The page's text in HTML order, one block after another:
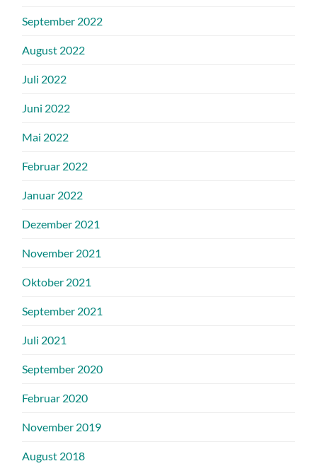
September 2022
August 2022
Juli 2022
Juni 2022
Mai 2022
Februar 2022
Januar 2022
Dezember 2021
November 2021
Oktober 2021
September 2021
Juli 2021
September 2020
Februar 2020
November 2019
August 2018